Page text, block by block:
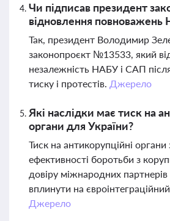
Чи підписав президент
відновлення
Так, президент Володимир
законопроєкт №13533, який
незалежність НАБУ і САП
тиску і протестів. Джерело
Які наслідки має тиск на
органи для України?
Тиск на антикорупційні
ефективності боротьби з
довіру міжнародних
вплинути на
Джерело